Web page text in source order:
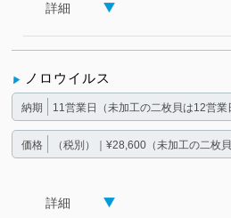
詳細
ノロウイルス
納期 11営業日（未加工の二枚貝は12営業
価格 （税別）｜¥28,600（未加工の二枚
詳細